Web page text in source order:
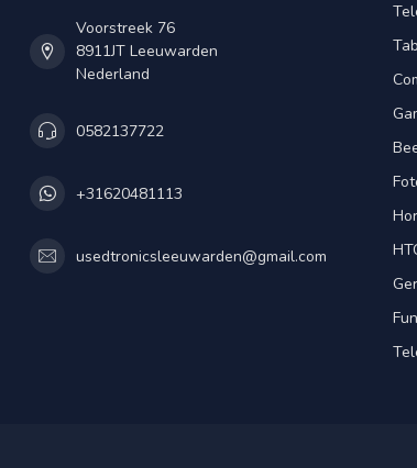
Voorstreek 76
8911JT Leeuwarden
Nederland
0582137722
+31620481113
usedtronicsleeuwarden@gmail.com